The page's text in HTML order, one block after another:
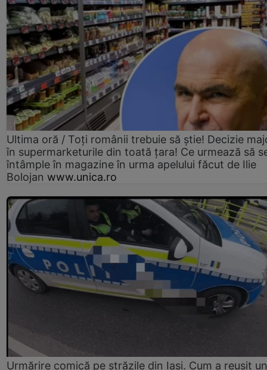
Ultima oră / Toți românii trebuie să știe! Decizie
în supermarketurile din toată țara! Ce urmează să
întâmple în magazine în urma apelului făcut de Ilie
Bolojan www.unica.ro
Urmărire comică pe străzile din Iași. Cum a reușit un